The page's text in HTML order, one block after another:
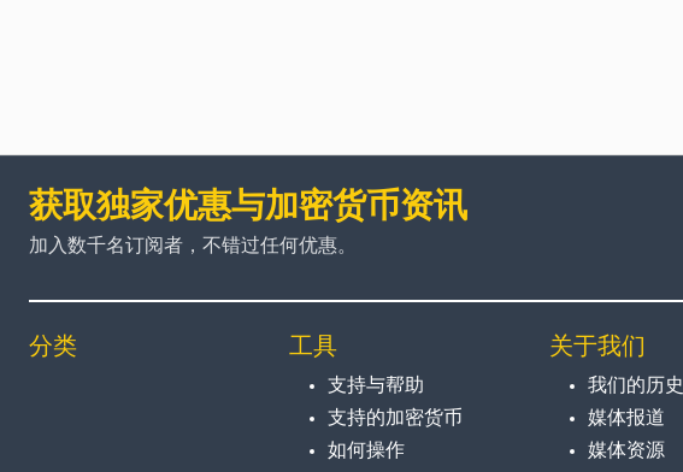
获取独家优惠与加密货币资讯
加入数千名订阅者，不错过任何优惠。
分类 工具
支持与帮助
支持的加密货币
如何操作
关于我们
我们的历史
媒体报道
媒体资源